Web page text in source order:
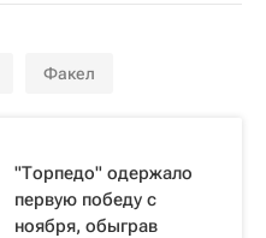
Факел
"Торпедо" одержало
первую победу с
ноября, обыграв